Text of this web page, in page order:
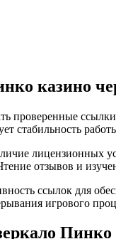
казино
проверенные
стабильность
лицензионных
отзывов и
ссылок для
игрового
Пинко